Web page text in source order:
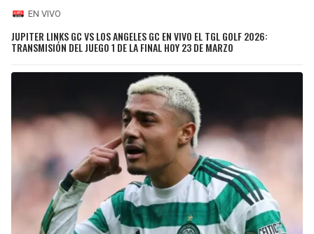
EN VIVO
JUPITER LINKS GC VS LOS ANGELES GC EN VIVO EL TGL GOLF 2026:
TRANSMISIÓN DEL JUEGO 1 DE LA FINAL HOY 23 DE MARZO